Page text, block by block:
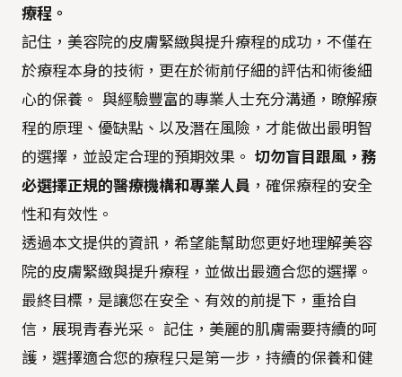
療程。
記住，美容院的皮膚緊緻與提升療程的成功，不僅在
於療程本身的技術，更在於術前仔細的評估和術後細
心的保養。 與經驗豐富的專業人士充分溝通，瞭解療
程的原理、優缺點、以及潛在風險，才能做出最明智
的選擇，並設定合理的預期效果。 切勿盲目跟風，務
必選擇正規的醫療機構和專業人員 ，確保療程的安全
性和有效性。
透過本文提供的資訊，希望能幫助您更好地理解美容
院的皮膚緊緻與提升療程，並做出最適合您的選擇。
最終目標，是讓您在安全、有效的前提下，重拾自
信，展現青春光采。 記住，美麗的肌膚需要持續的呵
護，選擇適合您的療程只是第一步，持續的保養和健